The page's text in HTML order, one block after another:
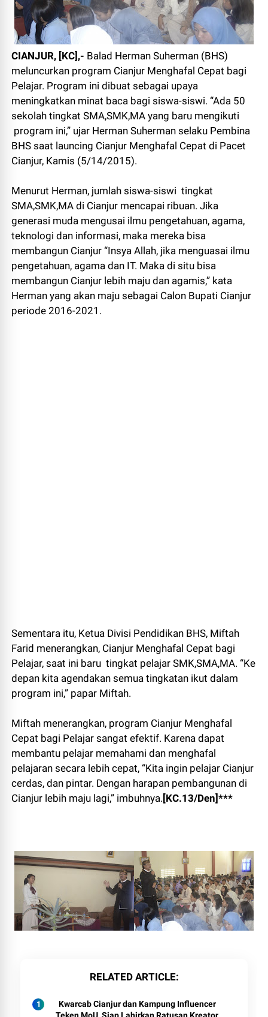
CIANJUR, [KC],- Balad Herman Suherman (BHS)
meluncurkan program Cianjur Menghafal Cepat bagi
Pelajar. Program ini dibuat sebagai upaya
meningkatkan minat baca bagi siswa-siswi. “Ada 50
sekolah tingkat SMA,SMK,MA yang baru mengikuti
program ini,” ujar Herman Suherman selaku Pembina
BHS saat launcing Cianjur Menghafal Cepat di Pacet
Cianjur, Kamis (5/14/2015).
Menurut Herman, jumlah siswa-siswi tingkat
SMA,SMK,MA di Cianjur mencapai ribuan. Jika
generasi muda mengusai ilmu pengetahuan, agama,
teknologi dan informasi, maka mereka bisa
membangun Cianjur “Insya Allah, jika menguasai ilmu
pengetahuan, agama dan IT. Maka di situ bisa
membangun Cianjur lebih maju dan agamis,” kata
Herman yang akan maju sebagai Calon Bupati Cianjur
periode 2016-2021.
Sementara itu, Ketua Divisi Pendidikan BHS, Miftah
Farid menerangkan, Cianjur Menghafal Cepat bagi
Pelajar, saat ini baru tingkat pelajar SMK,SMA,MA. “Ke
depan kita agendakan semua tingkatan ikut dalam
program ini,” papar Miftah.
Miftah menerangkan, program Cianjur Menghafal
Cepat bagi Pelajar sangat efektif. Karena dapat
membantu pelajar memahami dan menghafal
pelajaran secara lebih cepat, “Kita ingin pelajar Cianjur
cerdas, dan pintar. Dengan harapan pembangunan di
Cianjur lebih maju lagi,” imbuhnya. [KC.13/Den]***
RELATED ARTICLE
Kwarcab Cianjur dan Kampung Influencer